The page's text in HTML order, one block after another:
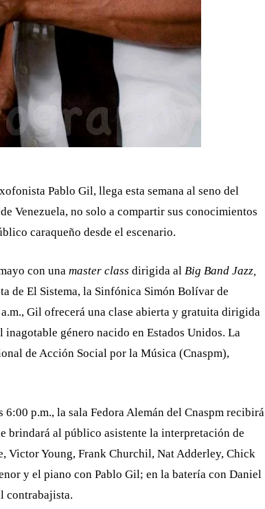
Pablo Gil, llega esta semana al seno del
Venezuela, no solo a compartir sus conocimientos
caraqueño desde el escenario.
con una master class dirigida al Big Band Jazz,
de El Sistema, la Sinfónica Simón Bolívar de
Gil ofrecerá una clase abierta y gratuita dirigida
inagotable género nacido en Estados Unidos. La
de Acción Social por la Música (Cnaspm),
p.m., la sala Fedora Alemán del Cnaspm recibirá
brindará al público asistente la interpretación de
Victor Young, Frank Churchil, Nat Adderley, Chick
y el piano con Pablo Gil; en la batería con Daniel
contrabajista.